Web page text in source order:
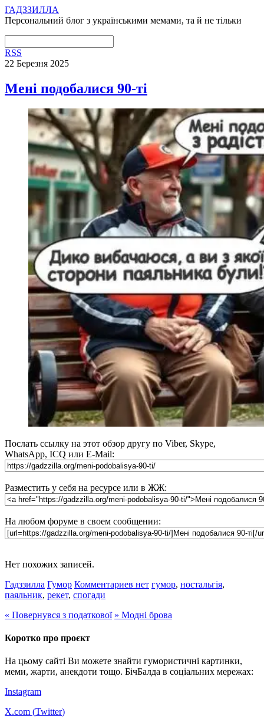
ГАДЗЗИЛЛА
Персональний блог з українськими мемами, та й не тільки
RSS
22 Березня 2025
Мені подобалися 90-ті
Послать ссылку на этот обзор другу по Viber, Skype,
WhatsApp, ICQ или E-Mail:
Разместить у себя на ресурсе или в ЖЖ:
На любом форуме в своем сообщении:
Нет похожих записей.
Гадззилла Гумор Комментариев нет гумор, ностальгія,
паяльник, рекет, спогади
« Повернувся з податкової » Модні брова
Коротко про проєкт
На цьому сайті Ви можете знайти гумористичні картинки,
меми, жарти, анекдоти тощо. БічБалда в соціальних мережах:
Instagram
X.com (Twitter)